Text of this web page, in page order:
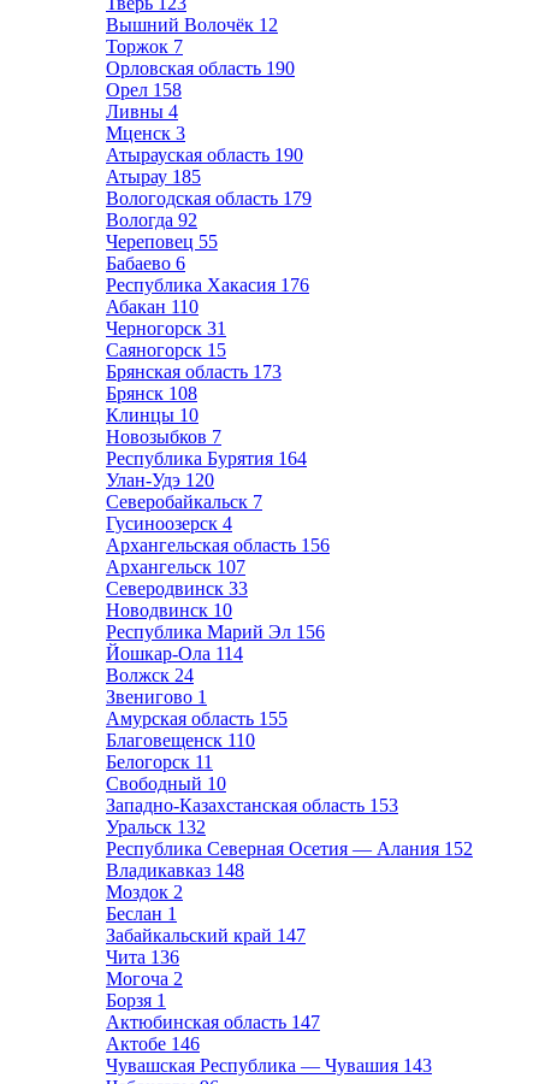
Вышний Волочёк 12
Торжок 7
Орловская область 190
Орел 158
Ливны 4
Мценск 3
Атырауская область 190
Атырау 185
Вологодская область 179
Вологда 92
Череповец 55
Бабаево 6
Республика Хакасия 176
Абакан 110
Черногорск 31
Саяногорск 15
Брянская область 173
Брянск 108
Клинцы 10
Новозыбков 7
Республика Бурятия 164
Улан-Удэ 120
Северобайкальск 7
Гусиноозерск 4
Архангельская область 156
Архангельск 107
Северодвинск 33
Новодвинск 10
Республика Марий Эл 156
Йошкар-Ола 114
Волжск 24
Звенигово 1
Амурская область 155
Благовещенск 110
Белогорск 11
Свободный 10
Западно-Казахстанская область 153
Уральск 132
Республика Северная Осетия — Алания 152
Владикавказ 148
Моздок 2
Беслан 1
Забайкальский край 147
Чита 136
Могоча 2
Борзя 1
Актюбинская область 147
Актобе 146
Чувашская Республика — Чувашия 143